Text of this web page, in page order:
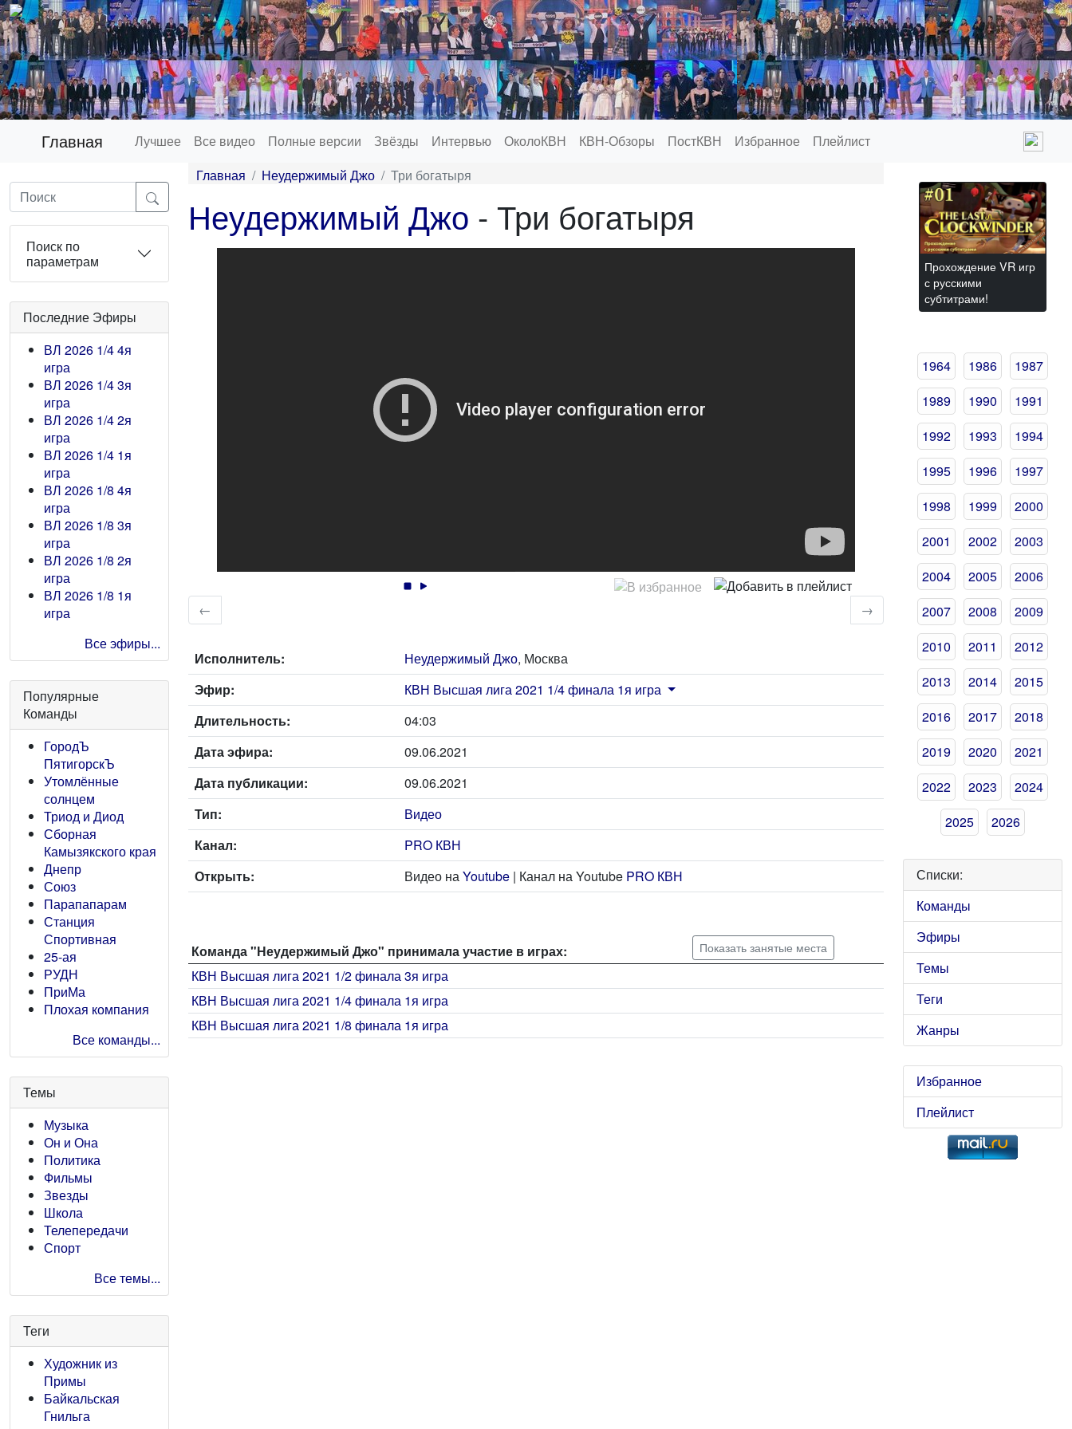
Главная Лучшее Все видео Полные версии Звёзды Интервью ОколоКВН КВН-Обзоры ПостКВН Избранное Плейлист
Поиск по
параметрам
Последние Эфиры
ВЛ 2026 1/4 4я
игра
ВЛ 2026 1/4 3я
игра
ВЛ 2026 1/4 2я
игра
ВЛ 2026 1/4 1я
игра
ВЛ 2026 1/8 4я
игра
ВЛ 2026 1/8 3я
игра
ВЛ 2026 1/8 2я
игра
ВЛ 2026 1/8 1я
игра
Все эфиры...
Популярные
Команды
ГородЪ
ПятигорскЪ
Утомлённые
солнцем
Триод и Диод
Сборная
Камызякского края
Днепр
Союз
Парапапарам
Станция
Спортивная
25-ая
РУДН
ПриМа
Плохая компания
Все команды...
Темы
Музыка
Он и Она
Политика
Фильмы
Звезды
Школа
Телепередачи
Спорт
Все темы...
Теги
Художник из
Примы
Байкальская
Гнильга
Главная Неудержимый Джо Три богатыря
Неудержимый Джо - Три богатыря
← →
Исполнитель: Неудержимый Джо, Москва
Эфир:
КВН Высшая лига 2021 1/4 финала 1я игра
Длительность:
04:03
Дата эфира:
09.06.2021
Дата публикации:
09.06.2021
Тип:
Видео
Канал:
PRO КВН
Открыть:
Видео наYoutube | Канал на Youtube PRO КВН
Команда "Неудержимый Джо" принимала участие в играх: Показать занятые места
КВН Высшая лига 2021 1/2 финала 3я игра
КВН Высшая лига 2021 1/4 финала 1я игра
КВН Высшая лига 2021 1/8 финала 1я игра
Прохождение VR игр
с русскими
субтитрами!
1964 1986
1987
1989
1990
1991
1992
1993
1994
1995
1996
1997
1998
1999
2000
2001
2002
2003
2004
2005
2006
2007
2008
2009
2010
2011
2012
2013
2014
2015
2016
2017
2018
2019
2020
2021
2022
2023
2024
2025
2026
Списки:
Команды
Эфиры
Темы
Теги
Жанры
Избранное
Плейлист